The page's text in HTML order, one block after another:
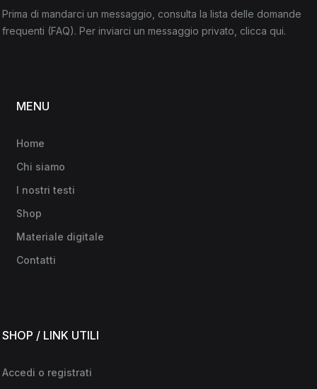
Prima di mandarci un messaggio, consulta la lista delle domande
frequenti (FAQ). Per inviarci un messaggio privato, clicca qui.
MENU
Home
Chi siamo
I nostri testi
Shop
Materiale digitale
Contatti
SHOP / LINK UTILI
Accedi o registrati